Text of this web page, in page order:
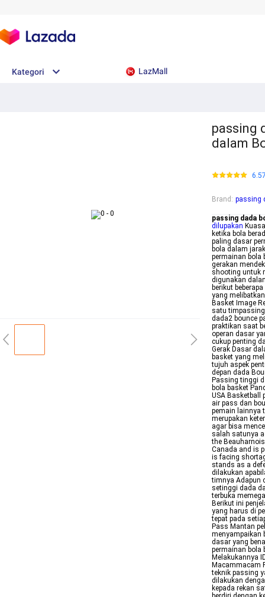
Kategori LazMall
passing
dalam
Brand : passing
passing dada
dilupakan
ketika bola
paling dasar
bola dalam
permainan bola
gerakan
shooting untuk
digunakan
berikut
yang
Basket Image
satu
dada2 bounce
praktikan saat
operan dasar
cukup penting
Gerak Dasar
basket yang
tujuh aspek
depan dada
Passing tinggi
bola basket
USA Basketball
air pass dan
pemain lainnya
merupakan
agar bisa
salah satunya
the
Canada and is
is facing
stands as a
dilakukan
timnya Adapun
setinggi dada
terbuka
Berikut ini
yang harus di
tepat pada
Pass Mantan
menyampaikan
dasar yang
permainan bola
Melakukannya
Macammacam
teknik passing
dilakukan
kepada rekan